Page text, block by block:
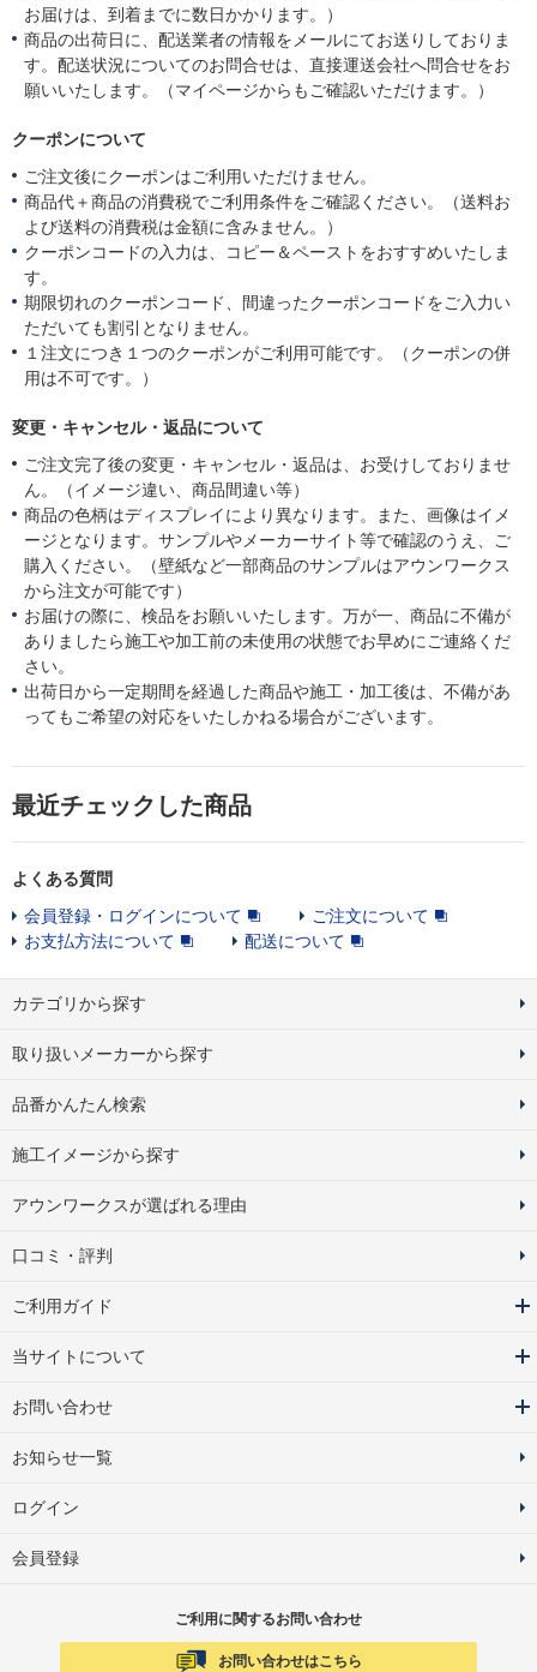
お届けは、到着までに数日かかります。）
商品の出荷日に、配送業者の情報をメールにてお送りしておりま
す。配送状況についてのお問合せは、直接運送会社へ問合せをお
願いいたします。（マイページからもご確認いただけます。）
クーポンについて
ご注文後にクーポンはご利用いただけません。
商品代＋商品の消費税でご利用条件をご確認ください。（送料お
よび送料の消費税は金額に含みません。）
クーポンコードの入力は、コピー＆ペーストをおすすめいたしま
す。
期限切れのクーポンコード、間違ったクーポンコードをご入力い
ただいても割引となりません。
１注文につき１つのクーポンがご利用可能です。（クーポンの併
用は不可です。）
変更・キャンセル・返品について
ご注文完了後の変更・キャンセル・返品は、お受けしておりませ
ん。（イメージ違い、商品間違い等）
商品の色柄はディスプレイにより異なります。また、画像はイメ
ージとなります。サンプルやメーカーサイト等で確認のうえ、ご
購入ください。（壁紙など一部商品のサンプルはアウンワークス
から注文が可能です）
お届けの際に、検品をお願いいたします。万が一、商品に不備が
ありましたら施工や加工前の未使用の状態でお早めにご連絡くだ
さい。
出荷日から一定期間を経過した商品や施工・加工後は、不備があ
ってもご希望の対応をいたしかねる場合がございます。
最近チェックした商品
よくある質問
会員登録・ログインについて
ご注文について
お支払方法について
配送について
カテゴリから探す
取り扱いメーカーから探す
品番かんたん検索
施工イメージから探す
アウンワークスが選ばれる理由
口コミ・評判
ご利用ガイド
当サイトについて
お問い合わせ
お知らせ一覧
ログイン
会員登録
ご利用に関するお問い合わせ
お問い合わせはこちら